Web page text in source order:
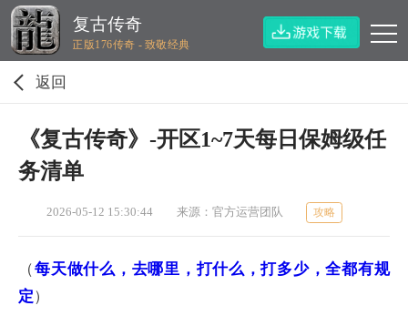
复古传奇
正版176传奇 - 致敬经典
返回
《复古传奇》-开区1~7天每日保姆级任
务清单
2026-05-12 15:30:44 来源：官方运营团队 攻略
（每天做什么，去哪里，打什么，打多少，全都有规
定）